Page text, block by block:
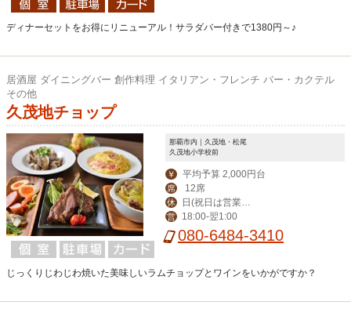
ディナーセットをお得にリニューアル！サラダバー付きで1380円～♪
居酒屋 ダイニングバー 創作料理 イタリアン・フレンチ バー・カクテル
その他
久茂地チョップ
那覇市内｜久茂地・松尾
久茂地小学校前
￥ 平均予算 2,000円台
席 12席
休
月曜振替休)
営 18:00‐翌1:00
080-6484-3410
じっくりじわじわ焼いた美味しいラムチョップとワインをいかがですか？